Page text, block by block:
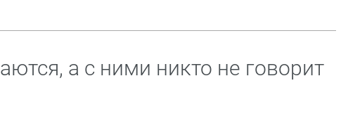
а с ними никто не говорит